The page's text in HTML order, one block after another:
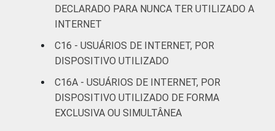
Mais de 10
Não tem
Não sabe 68
DECLARADO PARA NUNCA TER UTILIZADO A
INTERNET
C16 - USUÁRIOS DE INTERNET, POR
DISPOSITIVO UTILIZADO
C16A - USUÁRIOS DE INTERNET, POR
DISPOSITIVO UTILIZADO DE FORMA
EXCLUSIVA OU SIMULTÂNEA